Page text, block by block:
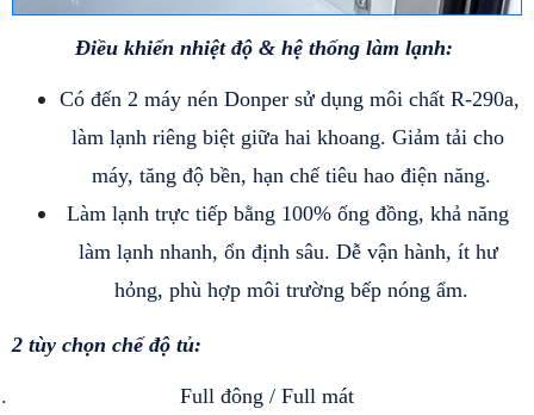
Điều khiển nhiệt độ & hệ thống làm lạnh:
Có đến 2 máy nén Donper sử dụng môi chất R-290a,
làm lạnh riêng biệt giữa hai khoang. Giảm tải cho
máy, tăng độ bền, hạn chế tiêu hao điện năng.
Làm lạnh trực tiếp bằng 100% ống đồng, khả năng
làm lạnh nhanh, ổn định sâu. Dễ vận hành, ít hư
hỏng, phù hợp môi trường bếp nóng ẩm.
2 tùy chọn chế độ tủ:
Full đông / Full mát